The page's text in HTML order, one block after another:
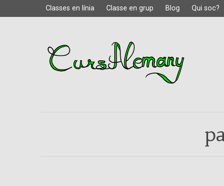
Classes en línia Classe en grup Blog Qui soc?